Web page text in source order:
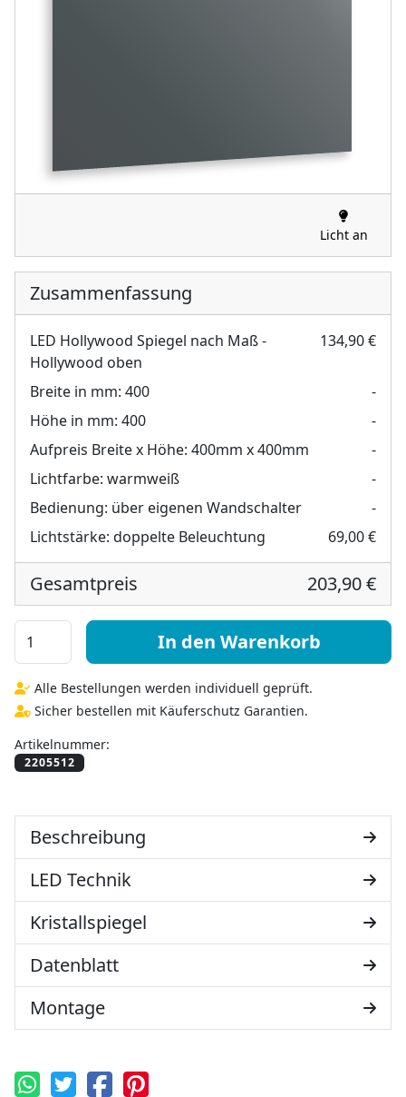
Licht an
Zusammenfassung
LED Hollywood Spiegel nach Maß -
Hollywood oben
134,90 €
Breite in mm: 400
-
Höhe in mm: 400
-
Aufpreis Breite x Höhe: 400mm x 400mm
-
Lichtfarbe: warmweiß
-
Bedienung: über eigenen Wandschalter
-
Lichtstärke: doppelte Beleuchtung 69,00 €
Gesamtpreis 203,90 €
LED Hollywood Spiegel nach Maß - Hollywood oben
In den Warenkorb
Alle Bestellungen werden individuell geprüft.
Sicher bestellen mit Käuferschutz Garantien.
Artikelnummer:
Beschreibung
LED Technik
Kristallspiegel
Datenblatt
Montage